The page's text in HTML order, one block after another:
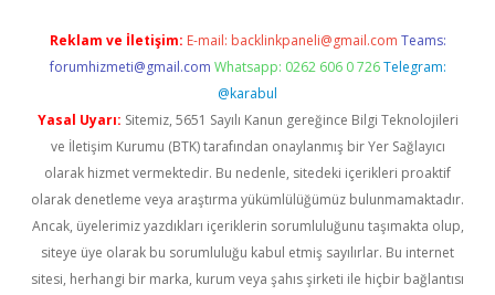
Reklam ve İletişim: E-mail: backlinkpaneli@gmail.com Teams:
forumhizmeti@gmail.com Whatsapp: 0262 606 0 726 Telegram:
@karabul
Yasal Uyarı: Sitemiz, 5651 Sayılı Kanun gereğince Bilgi Teknolojileri
ve İletişim Kurumu (BTK) tarafından onaylanmış bir Yer Sağlayıcı
olarak hizmet vermektedir. Bu nedenle, sitedeki içerikleri proaktif
olarak denetleme veya araştırma yükümlülüğümüz bulunmamaktadır.
Ancak, üyelerimiz yazdıkları içeriklerin sorumluluğunu taşımakta olup,
siteye üye olarak bu sorumluluğu kabul etmiş sayılırlar. Bu internet
sitesi, herhangi bir marka, kurum veya şahıs şirketi ile hiçbir bağlantısı